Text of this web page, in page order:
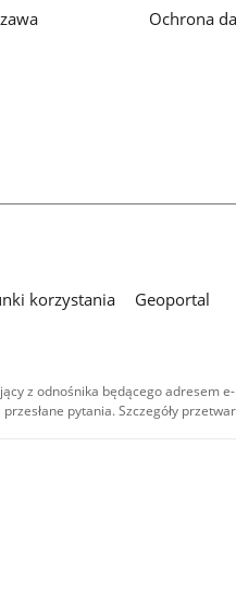
Ochrona
korzystania
Geoportal
z odnośnika będącego adresem
pytania. Szczegóły
-